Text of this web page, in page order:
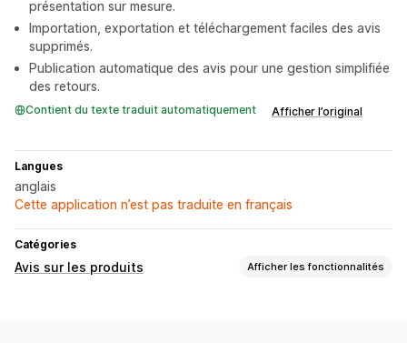
présentation sur mesure.
Importation, exportation et téléchargement faciles des avis
supprimés.
Publication automatique des avis pour une gestion simplifiée
des retours.
Contient du texte traduit automatiquement Afficher l’original
Langues
anglais
Cette application n’est pas traduite en français
Catégories
Avis sur les produits Afficher les fonctionnalités